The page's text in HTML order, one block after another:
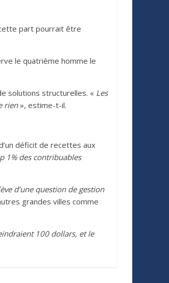
part pourrait être
le quatrième homme le
solutions structurelles. « Les
rien », estime-t-il.
déficit de recettes aux
1% des contribuables
d’une question de gestion
grandes villes comme
100 dollars, et le